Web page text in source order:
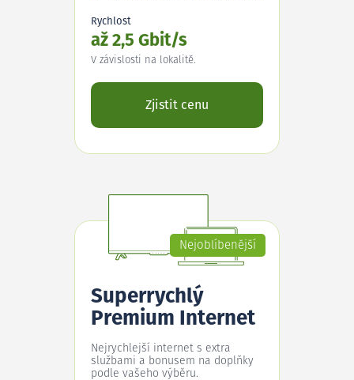
Rychlost
až 2,5 Gbit/s
V závislosti na lokalitě.
Zjistit cenu
Nejoblíbenější
Superrychlý
Premium Internet
Nejrychlejší internet s extra
službami a bonusem na doplňky
podle vašeho výběru.